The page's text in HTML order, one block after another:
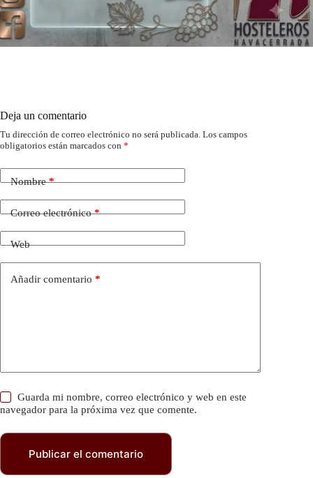
Deja un comentario
Tu dirección de correo electrónico no será publicada. Los campos
obligatorios están marcados con *
Nombre*
Correo electrónico*
Web
Añadir comentario *
Guarda mi nombre, correo electrónico y web en este
navegador para la próxima vez que comente.
Publicar el comentario